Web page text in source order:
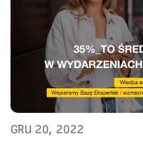
GRU 20, 2022